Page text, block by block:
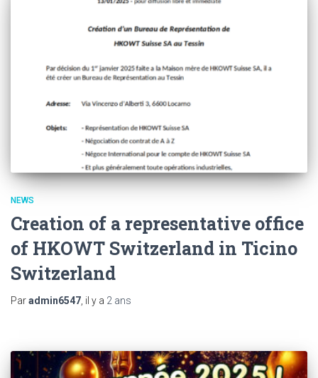
NEWS
Creation of a representative office
of HKOWT Switzerland in Ticino
Switzerland
Paradmin6547, il y a 2 ans